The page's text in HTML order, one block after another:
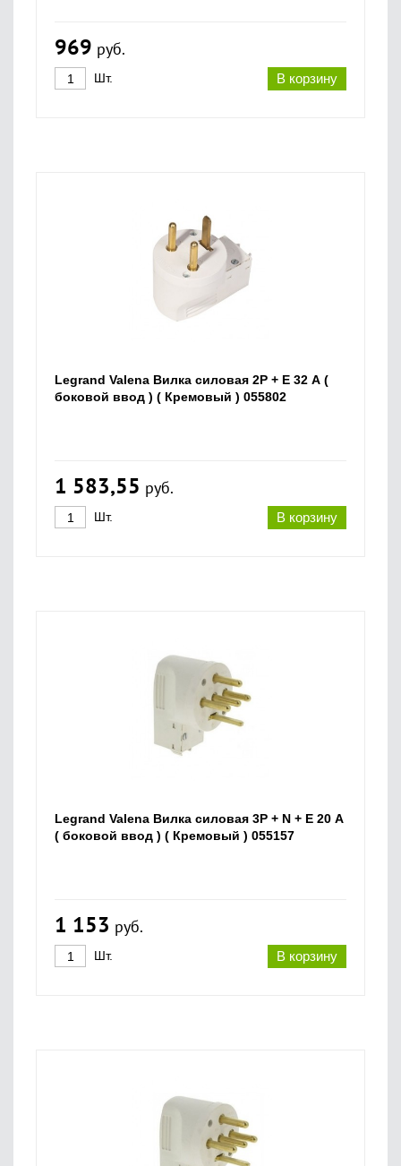
969 руб.
В корзину
Шт.
Legrand Valena Вилка силовая 2P + E 32 А (
боковой ввод ) ( Кремовый ) 055802
1 583,55 руб.
В корзину
Шт.
Legrand Valena Вилка силовая 3P + N + E 20 А
( боковой ввод ) ( Кремовый ) 055157
1 153 руб.
В корзину
Шт.